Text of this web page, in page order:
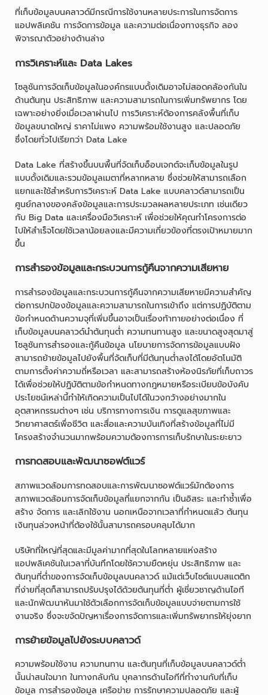
ที่เก็บข้อมูลบนคลาวด์มีกรณีการใช้งานหลายประการในการจัดการ
แอปพลิเคชัน การจัดการข้อมูล และความต่อเนื่องทางธุรกิจ ลอง
พิจารณาตัวอย่างด้านล่าง
การวิเคราะห์และ Data Lakes
โซลูชันการจัดเก็บข้อมูลในองค์กรแบบดั้งเดิมอาจไม่สอดคล้องกันใน
ด้านต้นทุน ประสิทธิภาพ และความสามารถในการเพิ่มทรัพยากร โดย
เฉพาะอย่างยิ่งเมื่อเวลาผ่านไป การวิเคราะห์ต้องการคลังพื้นที่เก็บ
ข้อมูลขนาดใหญ่ ราคาไม่แพง ความพร้อมใช้งานสูง และปลอดภัย
ซึ่งโดยทั่วไปเรียกว่า Data Lake
Data Lake ที่สร้างขึ้นบนพื้นที่จัดเก็บอ็อบเจกต์จะเก็บข้อมูลในรูป
แบบดั้งเดิมและรวมข้อมูลเมตาที่หลากหลาย ซึ่งช่วยให้สามารถเลือก
แยกและใช้สำหรับการวิเคราะห์ Data Lake แบบคลาวด์สามารถเป็น
ศูนย์กลางของคลังข้อมูลและการประมวลผลหลายประเภท เช่นเดียว
กับ Big Data และเครื่องมือวิเคราะห์ เพื่อช่วยให้คุณทำโครงการต่อ
ไปให้สำเร็จโดยใช้เวลาน้อยลงและมีความเกี่ยวข้องที่ตรงเป้าหมายมาก
ขึ้น
การสำรองข้อมูลและกระบวนการกู้คืนจากความเสียหาย
การสำรองข้อมูลและกระบวนการกู้คืนจากความเสียหายมีความสำคัญ
ต่อการปกป้องข้อมูลและความสามารถในการเข้าถึง แต่การปฏิบัติตาม
ข้อกำหนดด้านความจุที่เพิ่มขึ้นอาจเป็นเรื่องท้าทายอย่างต่อเนื่อง ที่
เก็บข้อมูลบนคลาวด์นำต้นทุนต่ำ ความทนทานสูง และขนาดสูงสุดมาสู่
โซลูชันการสำรองและกู้คืนข้อมูล นโยบายการจัดการข้อมูลแบบฝัง
สามารถย้ายข้อมูลไปยังพื้นที่จัดเก็บที่มีต้นทุนต่ำลงได้โดยอัตโนมัติ
ตามการตั้งค่าความถี่หรือเวลา และสามารถสร้างห้องนิรภัยที่เก็บถาวร
ได้เพื่อช่วยให้ปฏิบัติตามข้อกำหนดทางกฎหมายหรือระเบียบข้อบังคับ
ประโยชน์เหล่านี้ทำให้เกิดความเป็นไปได้ในวงกว้างอย่างมากใน
อุตสาหกรรมต่างๆ เช่น บริการทางการเงิน การดูแลสุขภาพและ
วิทยาศาสตร์เพื่อชีวิต และสื่อและความบันเทิงที่สร้างข้อมูลที่ไม่มี
โครงสร้างจำนวนมากพร้อมความต้องการการเก็บรักษาในระยะยาว
การทดสอบและพัฒนาซอฟต์แวร์
สภาพแวดล้อมการทดสอบและการพัฒนาซอฟต์แวร์มักต้องการ
สภาพแวดล้อมการจัดเก็บข้อมูลที่แยกจากกัน เป็นอิสระ และทำซ้ำเพื่อ
สร้าง จัดการ และเลิกใช้งาน นอกเหนือจากเวลาที่กำหนดแล้ว ต้นทุน
เงินทุนล่วงหน้าที่ต้องใช้นั้นสามารถครอบคลุมได้มาก
บริษัทที่ใหญ่ที่สุดและมีมูลค่ามากที่สุดในโลกหลายแห่งสร้าง
แอปพลิเคชันในเวลาที่บันทึกโดยใช้ความยืดหยุ่น ประสิทธิภาพ และ
ต้นทุนที่ต่ำของการจัดเก็บข้อมูลบนคลาวด์ แม้แต่เว็บไซต์แบบสแตติก
ที่ง่ายที่สุดก็สามารถปรับปรุงได้ด้วยต้นทุนที่ต่ำ ผู้เชี่ยวชาญด้านไอที
และนักพัฒนาหันมาใช้ตัวเลือกการจัดเก็บข้อมูลแบบจ่ายตามการใช้
งานจริง ซึ่งจะขจัดปัญหาเรื่องการจัดการและเพิ่มทรัพยากรให้ยุ่งยาก
การย้ายข้อมูลไปยังระบบคลาวด์
ความพร้อมใช้งาน ความทนทาน และต้นทุนที่เก็บข้อมูลบนคลาวด์ต่ำ
นั้นน่าสนใจมาก ในทางกลับกัน บุคลากรด้านไอทีที่ทำงานกับที่เก็บ
ข้อมูล การสำรองข้อมูล เครือข่าย การรักษาความปลอดภัย และผู้